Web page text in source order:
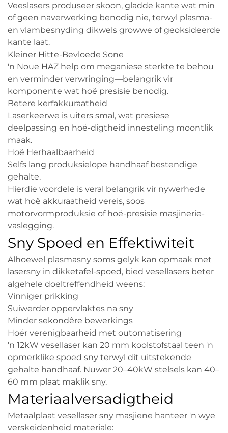
Veeslasers produseer skoon, gladde kante wat min
of geen naverwerking benodig nie, terwyl plasma-
en vlambesnyding dikwels growwe of geoksideerde
kante laat.
Kleiner Hitte-Bevloede Sone
'n Noue HAZ help om meganiese sterkte te behou
en verminder verwringing—belangrik vir
komponente wat hoë presisie benodig.
Betere kerfakkuraatheid
Laserkeerwe is uiters smal, wat presiese
deelpassing en hoë-digtheid innesteling moontlik
maak.
Hoë Herhaalbaarheid
Selfs lang produksielope handhaaf bestendige
gehalte.
Hierdie voordele is veral belangrik vir nywerhede
wat hoë akkuraatheid vereis, soos
motorvormproduksie of hoë-presisie masjinerie-
vaslegging.
Sny Spoed en Effektiwiteit
Alhoewel plasmasny soms gelyk kan opmaak met
lasersny in dikketafel-spoed, bied vesellasers beter
algehele doeltreffendheid weens:
Vinniger prikking
Suiwerder oppervlaktes na sny
Minder sekondêre bewerkings
Hoër verenigbaarheid met outomatisering
'n 12kW vesellaser kan 20 mm koolstofstaal teen 'n
opmerklike spoed sny terwyl dit uitstekende
gehalte handhaaf. Nuwer 20–40kW stelsels kan 40–
60 mm plaat maklik sny.
Materiaalversadigtheid
Metaalplaat vesellaser sny masjiene hanteer 'n wye
verskeidenheid materiale: